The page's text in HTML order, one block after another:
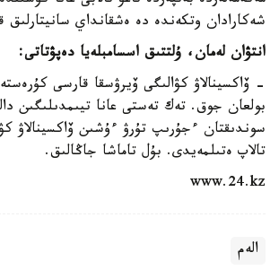
شەكارادان وتكەندە دە ەشقانداي
انتۋان لەمان، ۇلتتىق اسسامبلەيا دەپۋتاتى:
- ۆاكسينالاۋ كۋالىگى ۆيرۋسقا قارسى
بولعان جوق. تەك تەستى عانا تيىمدىلىگىن
سوندىقتان ءجۇرىپ تۇرۋ ءۇشىن ۆاكسينالاۋ
تالاپ ەتىلمەيدى. بۇل تاماشا جاڭالىق.
www.24.kz
الەم